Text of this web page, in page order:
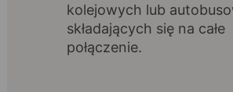
kolejowych lub
składających się na całe
połączenie.